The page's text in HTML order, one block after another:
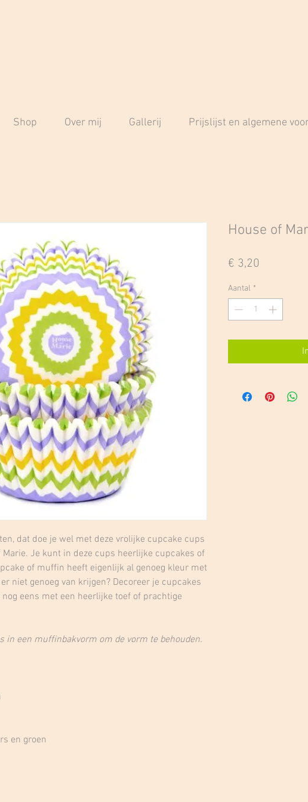
Shop Over mij Gallerij Prijslijst en algemene
dat doe je wel met deze vrolijke cupcake cups
Je kunt in deze cups heerlijke cupcakes of
of muffin heeft eigenlijk al genoeg kleur met
niet genoeg van krijgen? Decoreer je cupcakes
eens met een heerlijke toef of prachtige
in een muffinbakvorm om de vorm te behouden.
en groen
House of
€ 3,20
Aantal *